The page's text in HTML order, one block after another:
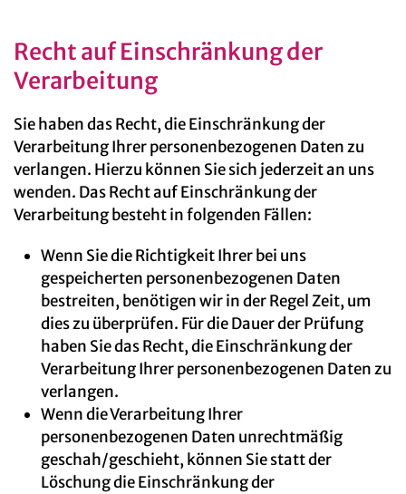
Recht auf Einschränkung der
Verarbeitung
Sie haben das Recht, die Einschränkung der
Verarbeitung Ihrer personenbezogenen Daten zu
verlangen. Hierzu können Sie sich jederzeit an uns
wenden. Das Recht auf Einschränkung der
Verarbeitung besteht in folgenden Fällen:
Wenn Sie die Richtigkeit Ihrer bei uns
gespeicherten personenbezogenen Daten
bestreiten, benötigen wir in der Regel Zeit, um
dies zu überprüfen. Für die Dauer der Prüfung
haben Sie das Recht, die Einschränkung der
Verarbeitung Ihrer personenbezogenen Daten zu
verlangen.
Wenn die Verarbeitung Ihrer
personenbezogenen Daten unrechtmäßig
geschah/geschieht, können Sie statt der
Löschung die Einschränkung der